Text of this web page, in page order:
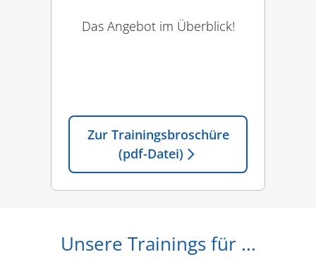
Das Angebot im Überblick!
Zur Trainingsbroschüre
(pdf-Datei)
Unsere Trainings für ...